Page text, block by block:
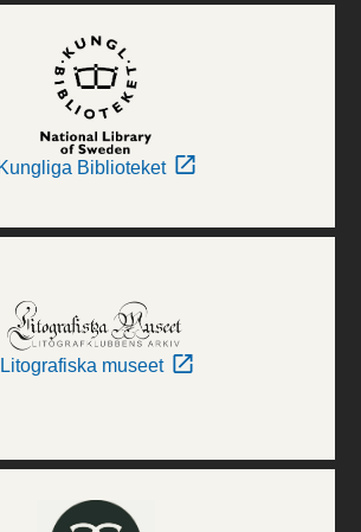
Kungliga Biblioteket
Litografiska museet